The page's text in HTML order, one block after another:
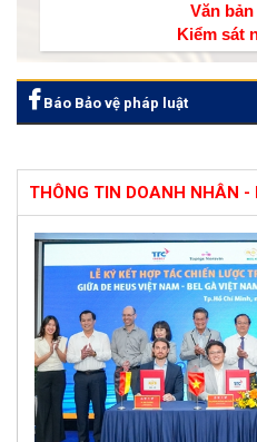
Văn
Kiểm sát
Báo Bảo vệ pháp luật
THÔNG TIN DOANH NHÂN -